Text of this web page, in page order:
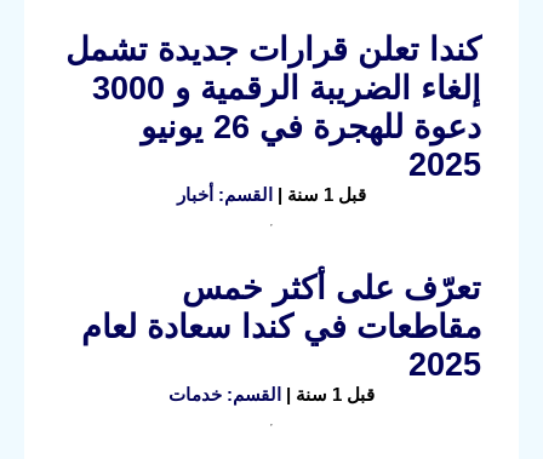
كندا تعلن قرارات جديدة تشمل
إلغاء الضريبة الرقمية و 3000
دعوة للهجرة في 26 يونيو
2025
قبل 1 سنة | القسم: أخبار
تعرّف على أكثر خمس
مقاطعات في كندا سعادة لعام
2025
قبل 1 سنة | القسم: خدمات